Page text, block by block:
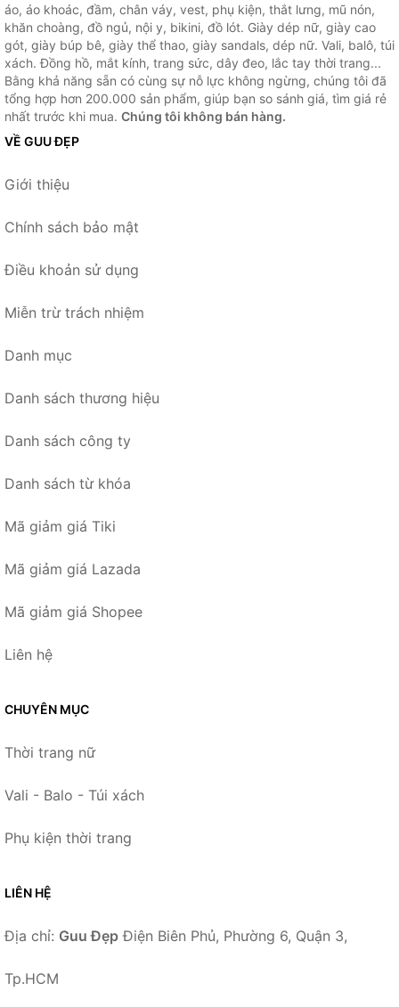
áo, áo khoác, đầm, chân váy, vest, phụ kiện, thắt lưng, mũ nón,
khăn choàng, đồ ngủ, nội y, bikini, đồ lót. Giày dép nữ, giày cao
gót, giày búp bê, giày thể thao, giày sandals, dép nữ. Vali, balô, túi
xách. Đồng hồ, mắt kính, trang sức, dây đeo, lắc tay thời trang...
Bằng khả năng sẵn có cùng sự nỗ lực không ngừng, chúng tôi đã
tổng hợp hơn 200.000 sản phẩm, giúp bạn so sánh giá, tìm giá rẻ
nhất trước khi mua. Chúng tôi không bán hàng.
VỀ GUU ĐẸP
Giới thiệu
Chính sách bảo mật
Điều khoản sử dụng
Miễn trừ trách nhiệm
Danh mục
Danh sách thương hiệu
Danh sách công ty
Danh sách từ khóa
Mã giảm giá Tiki
Mã giảm giá Lazada
Mã giảm giá Shopee
Liên hệ
CHUYÊN MỤC
Thời trang nữ
Vali - Balo - Túi xách
Phụ kiện thời trang
LIÊN HỆ
Địa chỉ: Guu Đẹp Điện Biên Phủ, Phường 6, Quận 3,
Tp.HCM